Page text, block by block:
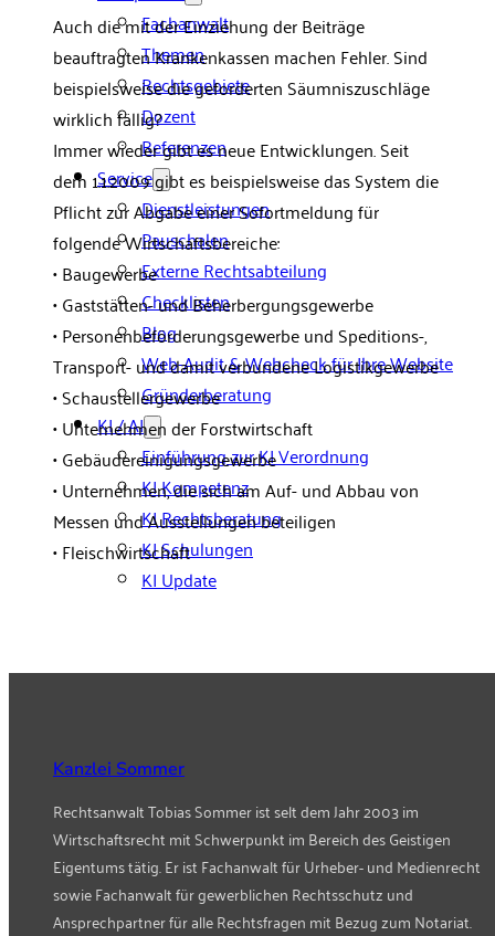
Fachanwalt
Themen
Rechtsgebiete
Dozent
Referenzen
Service
Dienstleistungen
Pauschalen
Externe Rechtsabteilung
Checklisten
Blog
Web-Audit & Webcheck für Ihre Website
Gründerberatung
KI / AI
Einführung zur KI Verordnung
KI Kompetenz
KI Rechtsberatung
KI Schulungen
KI Update
Auch die mit der Einziehung der Beiträge
beauftragten Krankenkassen machen Fehler. Sind
beispielsweise die geforderten Säumniszuschläge
wirklich fällig?
Immer wieder gibt es neue Entwicklungen. Seit
dem 1.1.2009 gibt es beispielsweise das System die
Pflicht zur Abgabe einer Sofortmeldung für
folgende Wirtschaftsbereiche:
• Baugewerbe
• Gaststätten- und Beherbergungsgewerbe
• Personenbeförderungsgewerbe und Speditions-,
Transport- und damit verbundene Logistikgewerbe
• Schaustellergewerbe
• Unternehmen der Forstwirtschaft
• Gebäudereinigungsgewerbe
• Unternehmen, die sich am Auf- und Abbau von
Messen und Ausstellungen beteiligen
• Fleischwirtschaft
Kanzlei Sommer
Rechtsanwalt Tobias Sommer ist selt dem Jahr 2003 im
Wirtschaftsrecht mit Schwerpunkt im Bereich des Geistigen
Eigentums tätig. Er ist Fachanwalt für Urheber- und Medienrecht
sowie Fachanwalt für gewerblichen Rechtsschutz und
Ansprechpartner für alle Rechtsfragen mit Bezug zum Notariat.